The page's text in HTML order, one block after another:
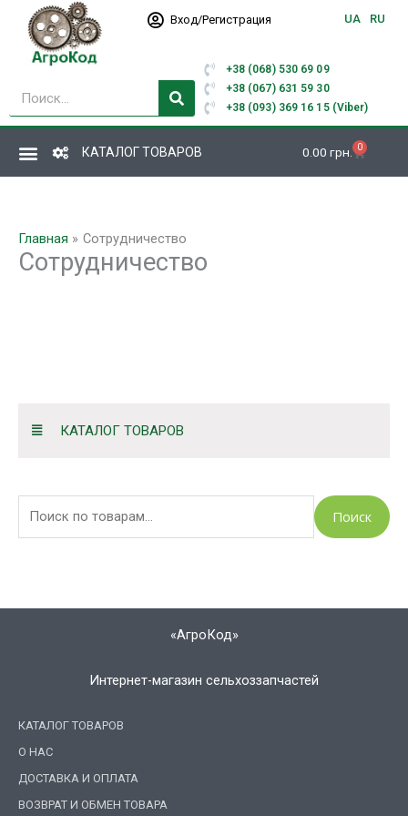
Перейти
содержимому
Вход/Регистрация UA RU
Поиск
+38 (068) 530 69 09
+38 (067) 631 59 30
+38 (093) 369 16 15 (Viber)
КАТАЛОГ ТОВАРОВ 0.00 грн. 0
Корзина
КАТАЛОГ ТОВАРОВ
а
Поиск
Главная Сотрудничество
Сотрудничество
«АгроКод»
Интернет-магазин сельхоззапчастей
КАТАЛОГ ТОВАРОВ
О НАС
ДОСТАВКА И ОПЛАТА
ВОЗВРАТ И ОБМЕН ТОВАРА